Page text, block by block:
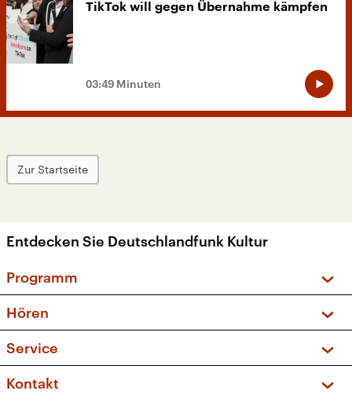
TikTok will gegen Übernahme kämpfen
03:49 Minuten
Zur Startseite
Entdecken Sie Deutschlandfunk Kultur
Programm
Sendungen und Podcasts
Musikliste
Kakadu – Das Kinderprogramm
Hören
Frequenzen (UKW + DAB+)
Service
FAQ
Kontakt